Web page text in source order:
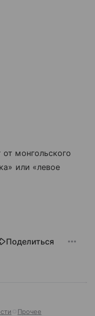
монгольского
или «левое
Поделиться
Прочее